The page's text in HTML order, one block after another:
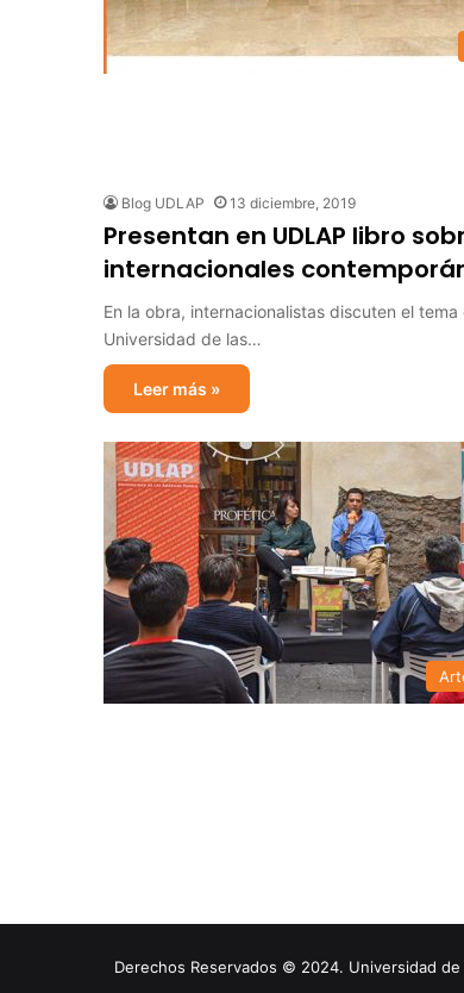
Blog UDLAP 13 diciembre, 2019
Presentan en UDLAP libro
internacionales
En la obra, internacionalistas discuten el
Universidad de las…
Leer más »
Derechos Reservados © 2024. Universidad de